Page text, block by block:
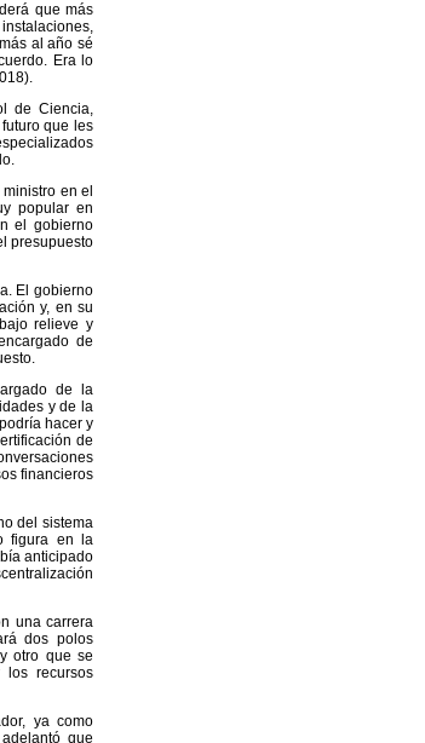
que más
al año sé
Era lo
de Ciencia,
que les
en el
popular en
el gobierno
presupuesto
El gobierno
y, en su
relieve y
de
de la
y de la
hacer y
de
financieros
del sistema
figura en la
anticipado
una carrera
dos polos
otro que se
recursos
ya como
que